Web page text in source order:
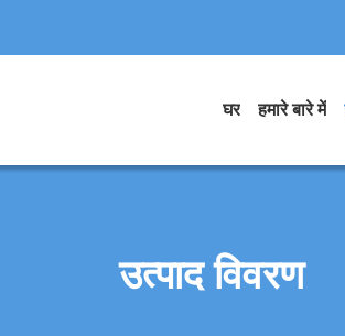
घर हमारे बारे में
उत्पाद विवरण